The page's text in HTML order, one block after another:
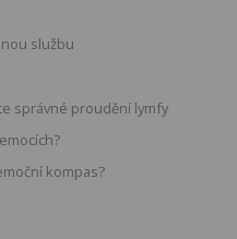
službu
správné proudění lymfy
kompas?